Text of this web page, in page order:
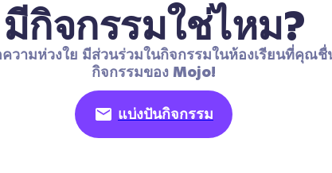
มีกิจกรรมใช่ไหม?
วามห่วงใย มีส่วนร่วมในกิจกรรมในห้องเรียนที่คุณ
กิจกรรมของ Mojo!
แบ่งปันกิจกรรม